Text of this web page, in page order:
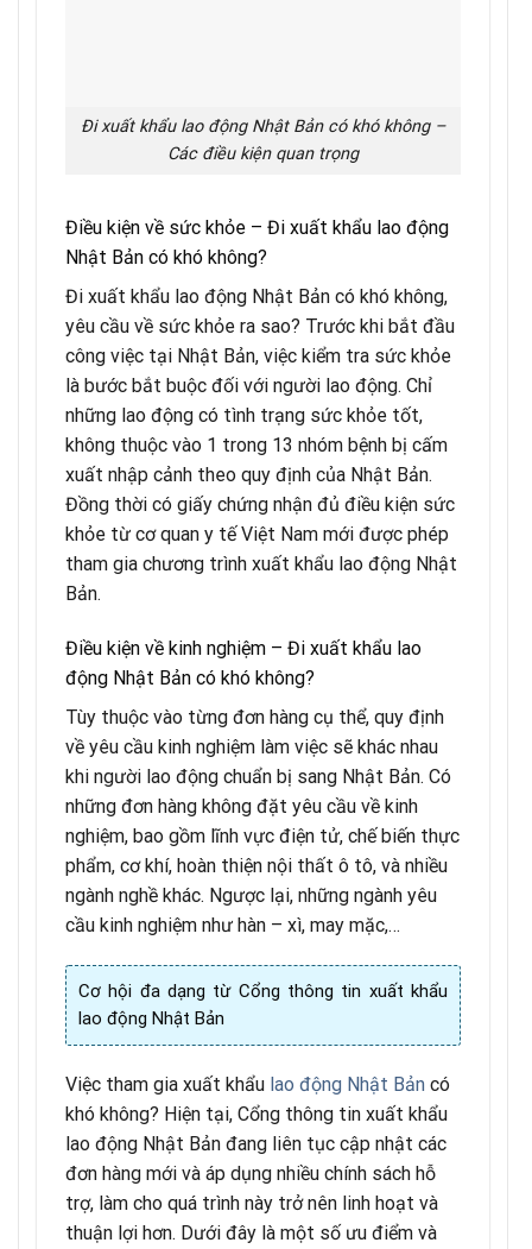
Đi xuất khẩu lao động Nhật Bản có khó không –
Các điều kiện quan trọng
Điều kiện về sức khỏe – Đi xuất khẩu lao động
Nhật Bản có khó không?
Đi xuất khẩu lao động Nhật Bản có khó không,
yêu cầu về sức khỏe ra sao? Trước khi bắt đầu
công việc tại Nhật Bản, việc kiểm tra sức khỏe
là bước bắt buộc đối với người lao động. Chỉ
những lao động có tình trạng sức khỏe tốt,
không thuộc vào 1 trong 13 nhóm bệnh bị cấm
xuất nhập cảnh theo quy định của Nhật Bản.
Đồng thời có giấy chứng nhận đủ điều kiện sức
khỏe từ cơ quan y tế Việt Nam mới được phép
tham gia chương trình xuất khẩu lao động Nhật
Bản.
Điều kiện về kinh nghiệm – Đi xuất khẩu lao
động Nhật Bản có khó không?
Tùy thuộc vào từng đơn hàng cụ thể, quy định
về yêu cầu kinh nghiệm làm việc sẽ khác nhau
khi người lao động chuẩn bị sang Nhật Bản. Có
những đơn hàng không đặt yêu cầu về kinh
nghiệm, bao gồm lĩnh vực điện tử, chế biến thực
phẩm, cơ khí, hoàn thiện nội thất ô tô, và nhiều
ngành nghề khác. Ngược lại, những ngành yêu
cầu kinh nghiệm như hàn – xì, may mặc,…
Cơ hội đa dạng từ Cổng thông tin xuất khẩu
lao động Nhật Bản
Việc tham gia xuất khẩu lao động Nhật Bản có
khó không? Hiện tại, Cổng thông tin xuất khẩu
lao động Nhật Bản đang liên tục cập nhật các
đơn hàng mới và áp dụng nhiều chính sách hỗ
trợ, làm cho quá trình này trở nên linh hoạt và
thuận lợi hơn. Dưới đây là một số ưu điểm và